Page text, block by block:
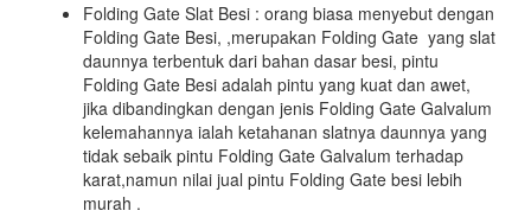
Folding Gate Slat Besi : orang biasa menyebut dengan
Folding Gate Besi, ,merupakan Folding Gate yang slat
daunnya terbentuk dari bahan dasar besi, pintu
Folding Gate Besi adalah pintu yang kuat dan awet,
jika dibandingkan dengan jenis Folding Gate Galvalum
kelemahannya ialah ketahanan slatnya daunnya yang
tidak sebaik pintu Folding Gate Galvalum terhadap
karat,namun nilai jual pintu Folding Gate besi lebih
murah .